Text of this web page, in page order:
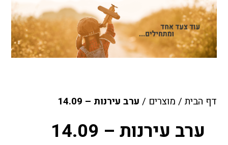
דף הבית / מוצרים / ערב עירנות – 14.09
ערב עירנות – 14.09